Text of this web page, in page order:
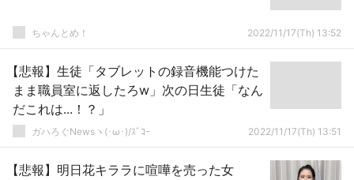
ちゃんとめ！ 2022/11/17(Th) 13:52
【悲報】生徒「タブレットの録音機能つけた
まま職員室に返したろw」次の日生徒「なん
だこれは...！？」
ガハろぐNewsヽ(･ω･)/ｽﾞｺｰ 2022/11/17(Th) 13:51
【悲報】明日花キララに喧嘩を売った女